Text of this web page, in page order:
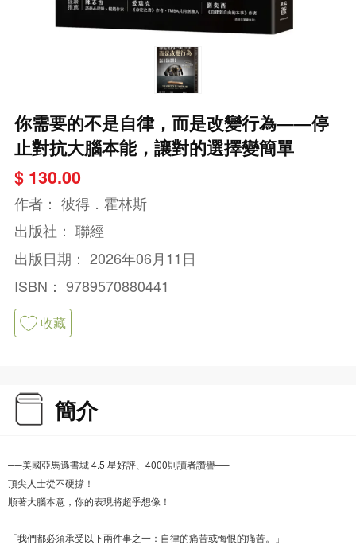
你需要的不是自律，而是改變行為——停
止對抗大腦本能，讓對的選擇變簡單
$ 130.00
作者： 彼得．霍林斯
出版社： 聯經
出版日期： 2026年06月11日
ISBN： 9789570880441
收藏
簡介
──美國亞馬遜書城 4.5 星好評、4000則讀者讚譽──
頂尖人士從不硬撐！
順著大腦本意，你的表現將超乎想像！
「我們都必須承受以下兩件事之一：自律的痛苦或悔恨的痛苦。」